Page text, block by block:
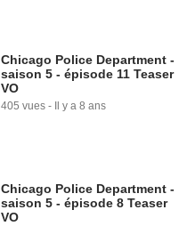
Chicago Police Department -
saison 5 - épisode 11 Teaser
VO
405 vues - Il y a 8 ans
Chicago Police Department -
saison 5 - épisode 8 Teaser
VO